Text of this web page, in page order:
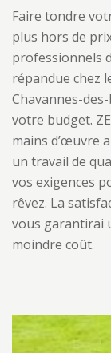
Faire tondre
plus hors de
professionnels
répandue chez
Chavannes-
votre budget.
mains d’œuvre
un travail de
vos exigences
rêvez. La
vous garantirai
moindre coût.